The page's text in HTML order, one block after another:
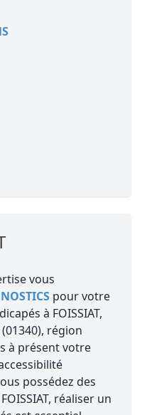
vous
pour votre
à FOISSIAT,
région
à présent votre
possédez des
réaliser un